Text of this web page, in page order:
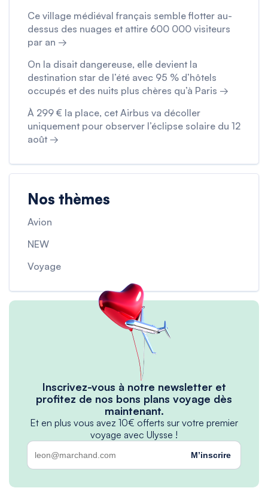
Ce village médiéval français semble flotter au-
dessus des nuages et attire 600 000 visiteurs
par an →
On la disait dangereuse, elle devient la
destination star de l’été avec 95 % d’hôtels
occupés et des nuits plus chères qu’à Paris →
À 299 € la place, cet Airbus va décoller
uniquement pour observer l’éclipse solaire du 12
août →
Nos thèmes
Avion
NEW
Voyage
Inscrivez-vous à notre newsletter et
profitez de nos bons plans voyage dès
maintenant.
Et en plus vous avez 10€ offerts sur votre premier
voyage avec Ulysse !
M’inscrire